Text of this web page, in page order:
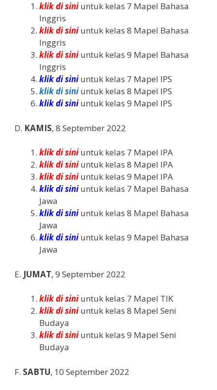
klik di siniuntuk kelas 7 Mapel Bahasa
Inggris
klik di siniuntuk kelas 8 Mapel Bahasa
Inggris
klik di siniuntuk kelas 9 Mapel Bahasa
Inggris
klik di siniuntuk kelas 7 Mapel IPS
klik di siniuntuk kelas 8 Mapel IPS
klik di siniuntuk kelas 9 Mapel IPS
D. KAMIS, 8 September 2022
klik di siniuntuk kelas 7 Mapel IPA
klik di siniuntuk kelas 8 Mapel IPA
klik di siniuntuk kelas 9 Mapel IPA
klik di siniuntuk kelas 7 Mapel Bahasa
Jawa
klik di siniuntuk kelas 8 Mapel Bahasa
Jawa
klik di siniuntuk kelas 9 Mapel Bahasa
Jawa
E. JUMAT, 9 September 2022
klik di siniuntuk kelas 7 Mapel TIK
klik di siniuntuk kelas 8 Mapel Seni
Budaya
klik di siniuntuk kelas 9 Mapel Seni
Budaya
F. SABTU, 10 September 2022